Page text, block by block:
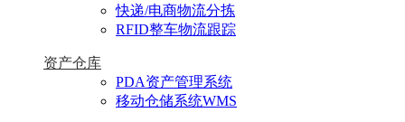
快递/电商物流分拣
RFID整车物流跟踪
资产仓库
PDA资产管理系统
移动仓储系统WMS